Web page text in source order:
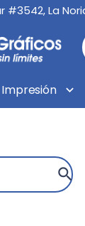
#3542, La
Impresión